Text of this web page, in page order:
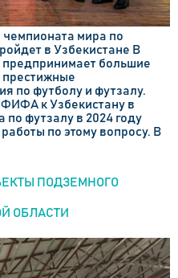
мира по
в Узбекистане В
большие
престижные
по футболу и футзалу.
к Узбекистану в
футзалу в 2024 году
по этому вопросу. В
ПОДЗЕМНОГО
ОБЛАСТИ